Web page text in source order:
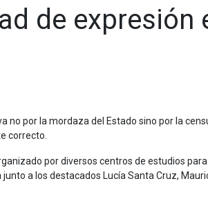
de expresión
no por la mordaza del Estado sino por la
correcto.
por diversos centros de estudios
junto a los destacados Lucía Santa Cruz,